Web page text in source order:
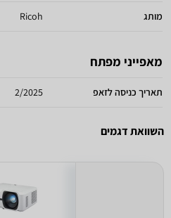
מותג Ricoh
מאפייני מפתח
תאריך כניסה לזאפ 2/2025
השוואת דגמים